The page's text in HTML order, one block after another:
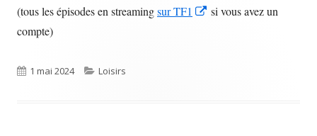
windownew
(tous les épisodes en streamingsur TF1
Opens
si vous avez un
compte)
Published
1 mai 2024 Categories
Loisirs